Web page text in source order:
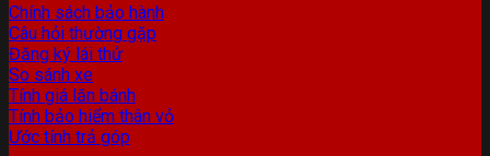
Chính sách bảo hành
Câu hỏi thường gặp
Đăng ký lái thử
So sánh xe
Tính giá lăn bánh
Tính bảo hiểm thân vỏ
Ước tính trả góp